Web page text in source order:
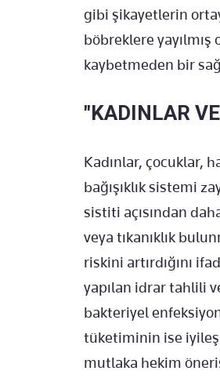
gibi şikayetlerin
böbreklere
kaybetmeden bir
"KADINLAR
Kadınlar, çocuklar,
bağışıklık sistemi
sistiti açısından
veya tıkanıklık
riskini artırdığını
yapılan idrar tahlili
bakteriyel
tüketiminin ise
mutlaka hekim